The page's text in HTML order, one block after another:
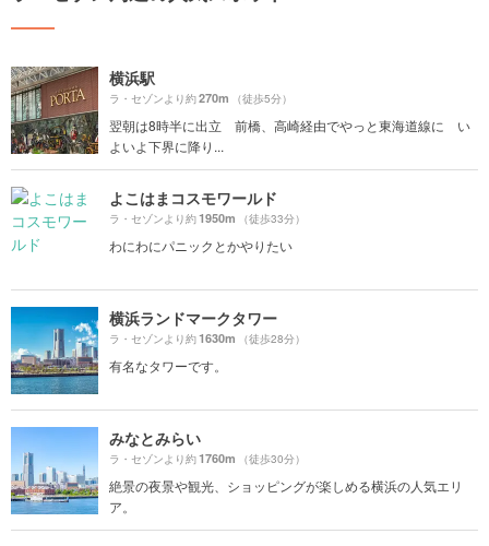
横浜駅
ラ・セゾンより約270m （徒歩5分）
翌朝は8時半に出立 前橋、高崎経由でやっと東海道線に い
よいよ下界に降り...
よこはまコスモワールド
ラ・セゾンより約1950m （徒歩33分）
わにわにパニックとかやりたい
横浜ランドマークタワー
ラ・セゾンより約1630m （徒歩28分）
有名なタワーです。
みなとみらい
ラ・セゾンより約1760m （徒歩30分）
絶景の夜景や観光、ショッピングが楽しめる横浜の人気エリ
ア。